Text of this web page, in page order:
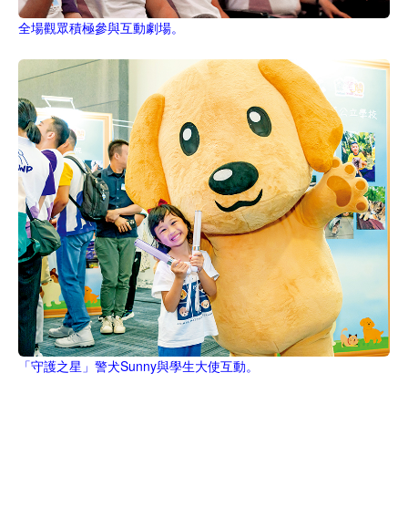
全場觀眾積極參與互動劇場。
「守護之星」警犬Sunny與學生大使互動。